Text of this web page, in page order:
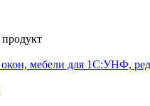
мебели для 1С:УНФ,